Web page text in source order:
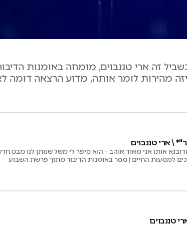
זה ארי טננבוים, מומחה באומנות
מהירות לומר אותה, מדוע הרצאה דומה
\ ארי טננבוים
אותו אני מאוד אוהב - הוא סיפר לי משל שנותן לנו מבט
טננבוים